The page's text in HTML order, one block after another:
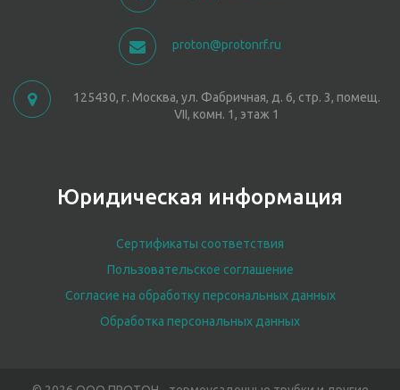
proton@protonrf.ru
125430, г. Москва, ул. Фабричная, д. 6, стр. 3, помещ.
VII, комн. 1, этаж 1
Юридическая информация
Сертификаты соответствия
Пользовательское соглашение
Согласие на обработку персональных данных
Обработка персональных данных